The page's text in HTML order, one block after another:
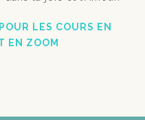
LES COURS EN
EN ZOOM